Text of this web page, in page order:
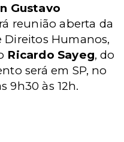
Gustavo
reunião aberta da
Direitos Humanos,
Ricardo Sayeg, do
será em SP, no
9h30 às 12h.